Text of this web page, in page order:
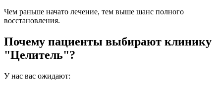
Чем раньше начато лечение, тем выше шанс полного
восстановления.
Почему пациенты выбирают клинику
"Целитель"?
У нас вас ожидают: